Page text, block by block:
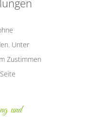
Unter
Zustimmen
und